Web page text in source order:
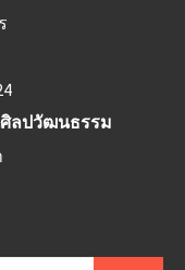
ศิลปวัฒนธรรม